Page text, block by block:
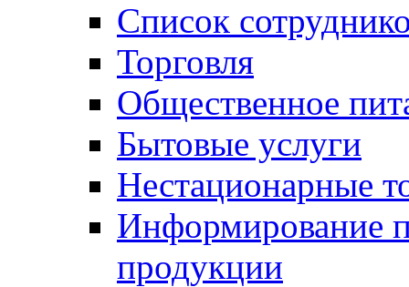
Список
Торговля
Общественное
Бытовые услуги
Нестационарные
Информирование
продукции